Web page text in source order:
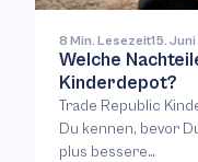
8 Min. Lesezeit15.
Welche
Kinderdepot?
Trade Republic
Du kennen, bevor
plus bessere…